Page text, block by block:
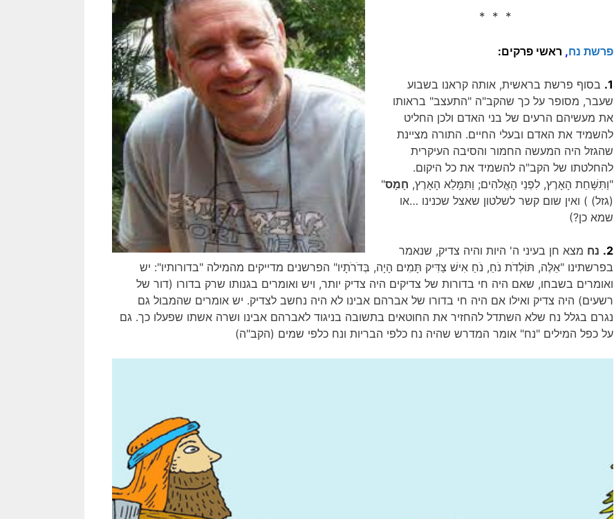
* * *
פרשת נח, ראשי פרקים:
1. בסוף פרשת בראשית, אותה קראנו בשבוע
שעבר, מסופר על כך שהקב"ה "התעצב" בראותו
את מעשיהם הרעים של בני האדם ולכן החליט
להשמיד את האדם ובעלי החיים. התורה מציינת
שהגזל היה המעשה החמור והסיבה העיקרית
להחלטתו של הקב"ה להשמיד את כל היקום.
"וַתִּשָּׁחֵת הָאָרֶץ, לִפְנֵי הָאֱלֹהִים; וַתִּמָּלֵא הָאָרֶץ, חָמָס"
(גזל) ) ואין שום קשר לשלטון שאצל שכנינו …או
שמא כן?)
2. נח מצא חן בעיני ה' היות והיה צדיק, שנאמר
בפרשתינו "אֵלֶּה, תּוֹלְדֹת נֹחַ, נֹחַ אִישׁ צַדִּיק תָּמִים הָיָה, בְּדֹרֹתָיו" הפרשנים מדייקים מהמילה "בדורותיו": יש
ואומרים בשבחו, שאם היה חי בדורות של צדיקים היה צדיק יותר, ויש ואומרים בגנותו שרק בדורו (דור של
רשעים) היה צדיק ואילו אם היה חי בדורו של אברהם אבינו לא היה נחשב לצדיק. יש אומרים שהמבול גם
נגרם בגלל נח שלא השתדל להחזיר את החוטאים בתשובה בניגוד לאברהם אבינו ושרה אשתו שפעלו כך. גם
על כפל המילים "נח" אומר המדרש שהיה נח כלפי הבריות ונח כלפי שמים (הקב"ה)